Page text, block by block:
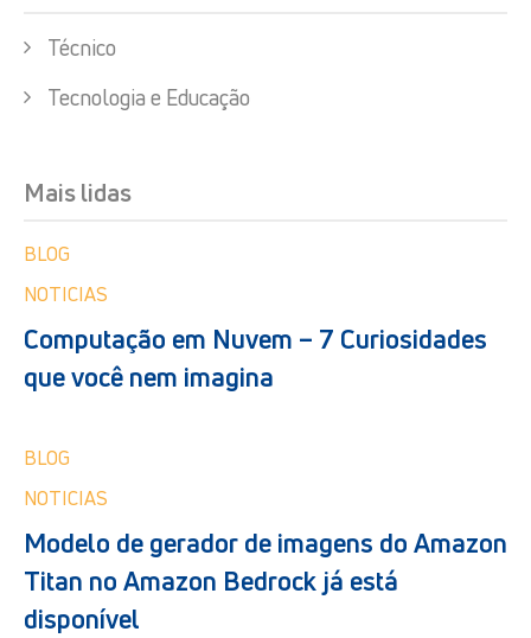
Técnico
Tecnologia e Educação
Mais lidas
BLOG
NOTICIAS
Computação em Nuvem – 7 Curiosidades
que você nem imagina
BLOG
NOTICIAS
Modelo de gerador de imagens do Amazon
Titan no Amazon Bedrock já está
disponível